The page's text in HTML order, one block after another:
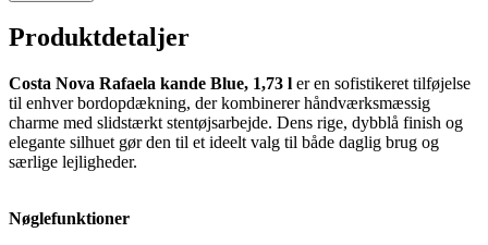
Produktdetaljer
Costa Nova Rafaela kande Blue, 1,73 l er en sofistikeret tilføjelse
til enhver bordopdækning, der kombinerer håndværksmæssig
charme med slidstærkt stentøjsarbejde. Dens rige, dybblå finish og
elegante silhuet gør den til et ideelt valg til både daglig brug og
særlige lejligheder.
Nøglefunktioner